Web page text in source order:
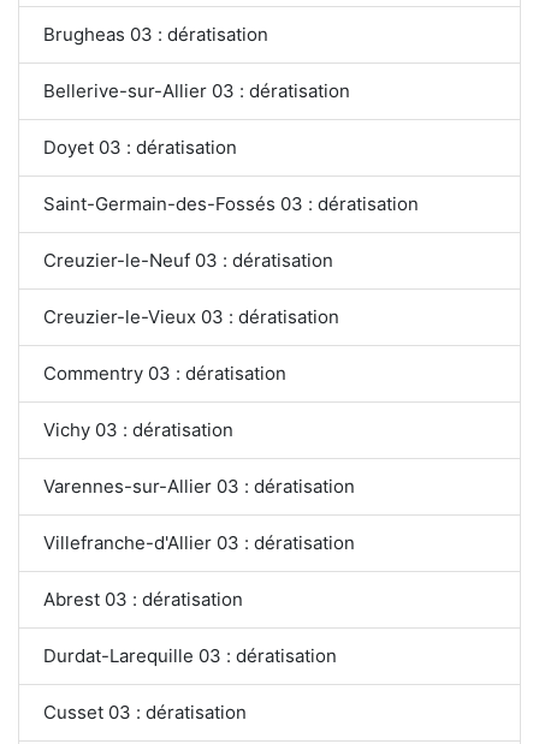
Brugheas 03 : dératisation
Bellerive-sur-Allier 03 : dératisation
Doyet 03 : dératisation
Saint-Germain-des-Fossés 03 : dératisation
Creuzier-le-Neuf 03 : dératisation
Creuzier-le-Vieux 03 : dératisation
Commentry 03 : dératisation
Vichy 03 : dératisation
Varennes-sur-Allier 03 : dératisation
Villefranche-d'Allier 03 : dératisation
Abrest 03 : dératisation
Durdat-Larequille 03 : dératisation
Cusset 03 : dératisation